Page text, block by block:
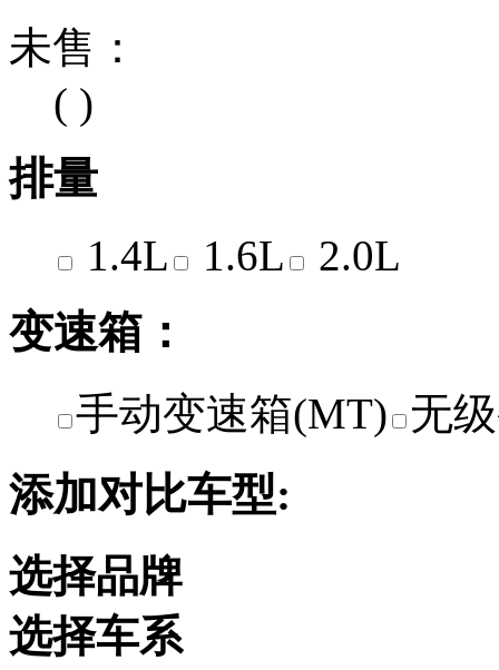
未售：
( )
排量
1.4L 1.6L 2.0L
变速箱：
手动变速箱(MT) 无
添加对比车型:
选择品牌
选择车系